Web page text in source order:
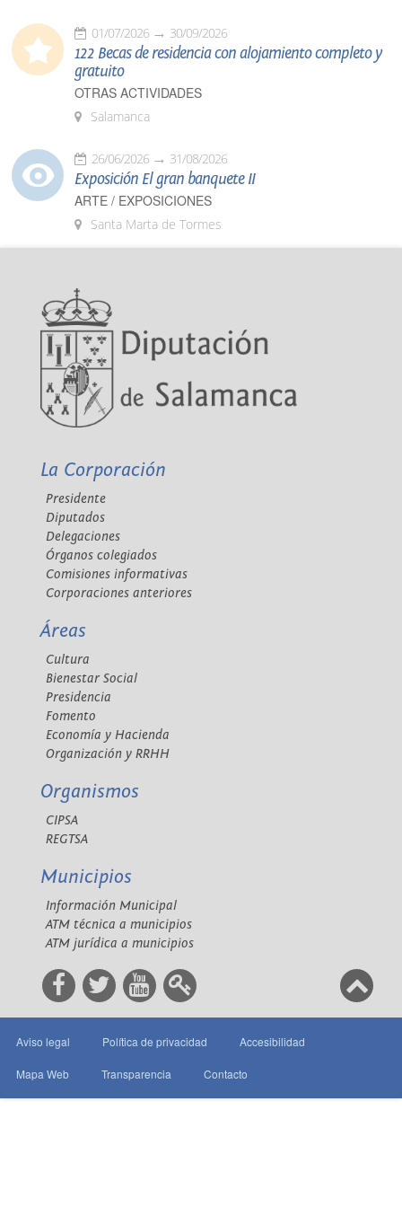
01/07/2026 30/09/2026
122 Becas de residencia con alojamiento completo y
gratuito
OTRAS ACTIVIDADES
Salamanca
26/06/2026 31/08/2026
Exposición El gran banquete II
ARTE / EXPOSICIONES
Santa Marta de Tormes
La Corporación
Presidente
Diputados
Delegaciones
Órganos colegiados
Comisiones informativas
Corporaciones anteriores
Áreas
Cultura
Bienestar Social
Presidencia
Fomento
Economía y Hacienda
Organización y RRHH
Organismos
CIPSA
REGTSA
Municipios
Información Municipal
ATM técnica a municipios
ATM jurídica a municipios
Aviso legal Política de privacidad Accesibilidad
Mapa Web Transparencia Contacto